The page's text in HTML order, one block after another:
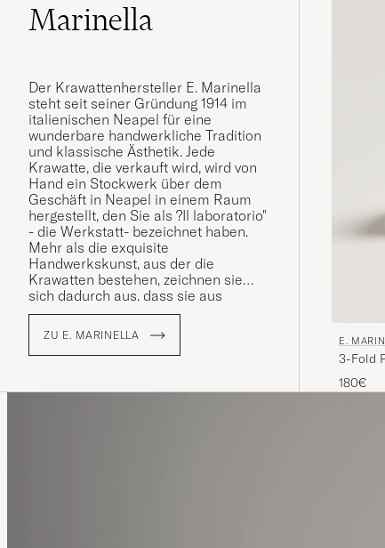
Marinella
Der Krawattenhersteller E. Marinella
steht seit seiner Gründung 1914 im
italienischen Neapel für eine
wunderbare handwerkliche Tradition
und klassische Ästhetik. Jede
Krawatte, die verkauft wird, wird von
Hand ein Stockwerk über dem
Geschäft in Neapel in einem Raum
hergestellt, den Sie als ?Il laboratorio"
- die Werkstatt- bezeichnet haben.
Mehr als die exquisite
Handwerkskunst, aus der die
Krawatten bestehen, zeichnen sie
sich dadurch aus, dass sie aus
handbedrucktem Seidenstoff aus
England bestehen. Etwas, von dem
man stolz sagen kann, dass es seit
der Gründung des Unternehmens
Familienunternehmen von
ZU E. MARINELLA E.
3-Fold
180€